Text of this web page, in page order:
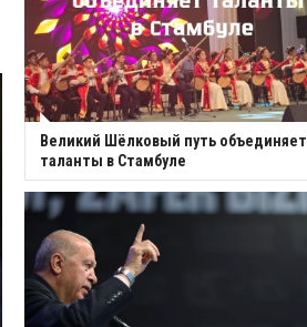
Великий Шёлковый путь объединяет
таланты в Стамбуле